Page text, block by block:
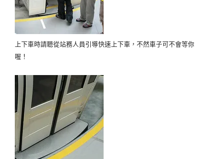
上下車時請聽從站務人員引導快速上下車，不然車子可不會等你
喔！